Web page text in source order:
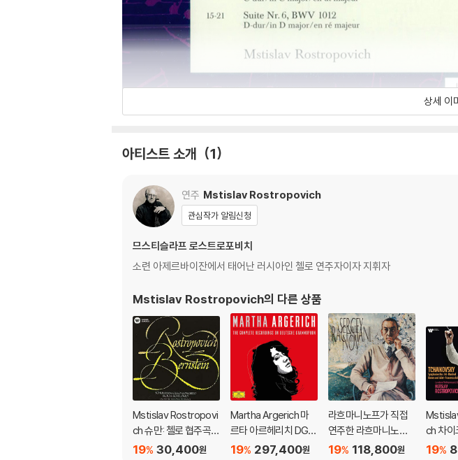
상세 이
아티스트 소개 1
연주 Mstislav Rostropovich
관심작가 알림신청
므스티슬라프 로스트로포비치
소련 아제르바이잔에서 태어난 러시아인 첼로 연주자이자 지휘자
Mstislav Rostropovich의 다른 상품
Mstislav Rostropovi
ch 슈만: 첼로 협주곡 /
블로흐: 슐로모 (Schu
30,400원
19%
Martha Argerich 마
르타 아르헤리치 DG,
Philips 전곡집 (The C
297,400원
19%
라흐마니노프가 직접
연주한 라흐마니노프
피아노 협주곡 전곡집
118,800원
19%
ch 차이
곡 전집
19%